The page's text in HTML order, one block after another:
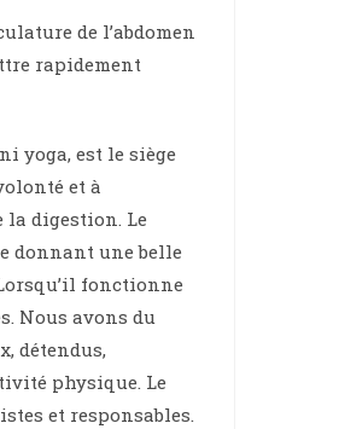
de l’abdomen
rapidement
yoga, est le siège
et à
la digestion. Le
donnant une belle
fonctionne
Nous avons du
détendus,
physique. Le
et responsables.